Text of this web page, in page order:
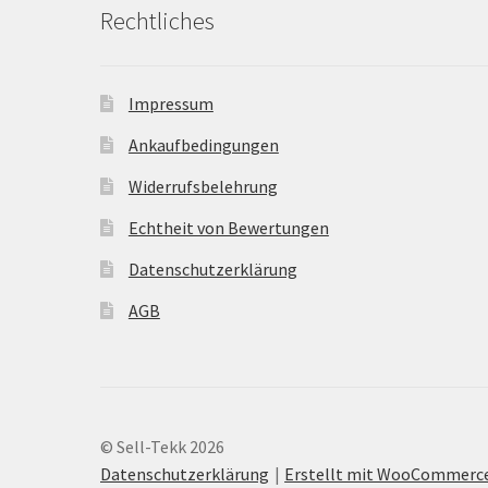
Rechtliches
Impressum
Ankaufbedingungen
Widerrufsbelehrung
Echtheit von Bewertungen
Datenschutzerklärung
AGB
© Sell-Tekk 2026
Datenschutzerklärung
Erstellt mit